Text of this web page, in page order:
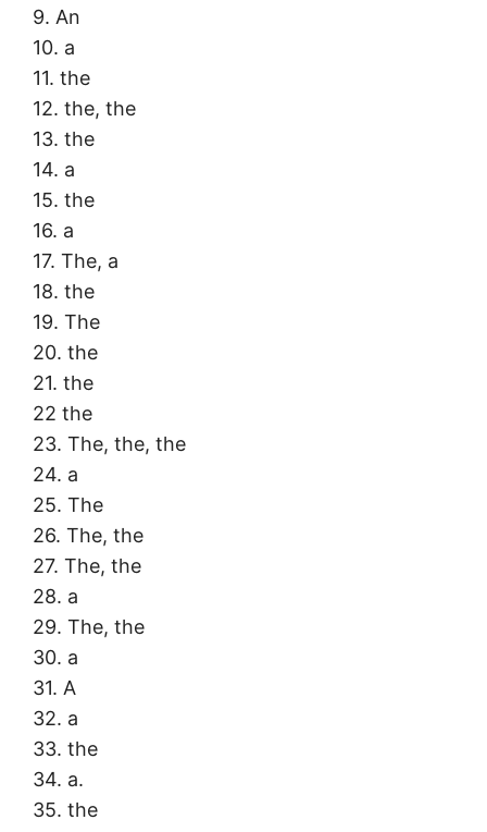
9. An
10. a
11. the
12. the, the
13. the
14. a
15. the
16. a
17. The, a
18. the
19. The
20. the
21. the
22 the
23. The, the, the
24. a
25. The
26. The, the
27. The, the
28. a
29. The, the
30. a
31. A
32. a
33. the
34. a.
35. the